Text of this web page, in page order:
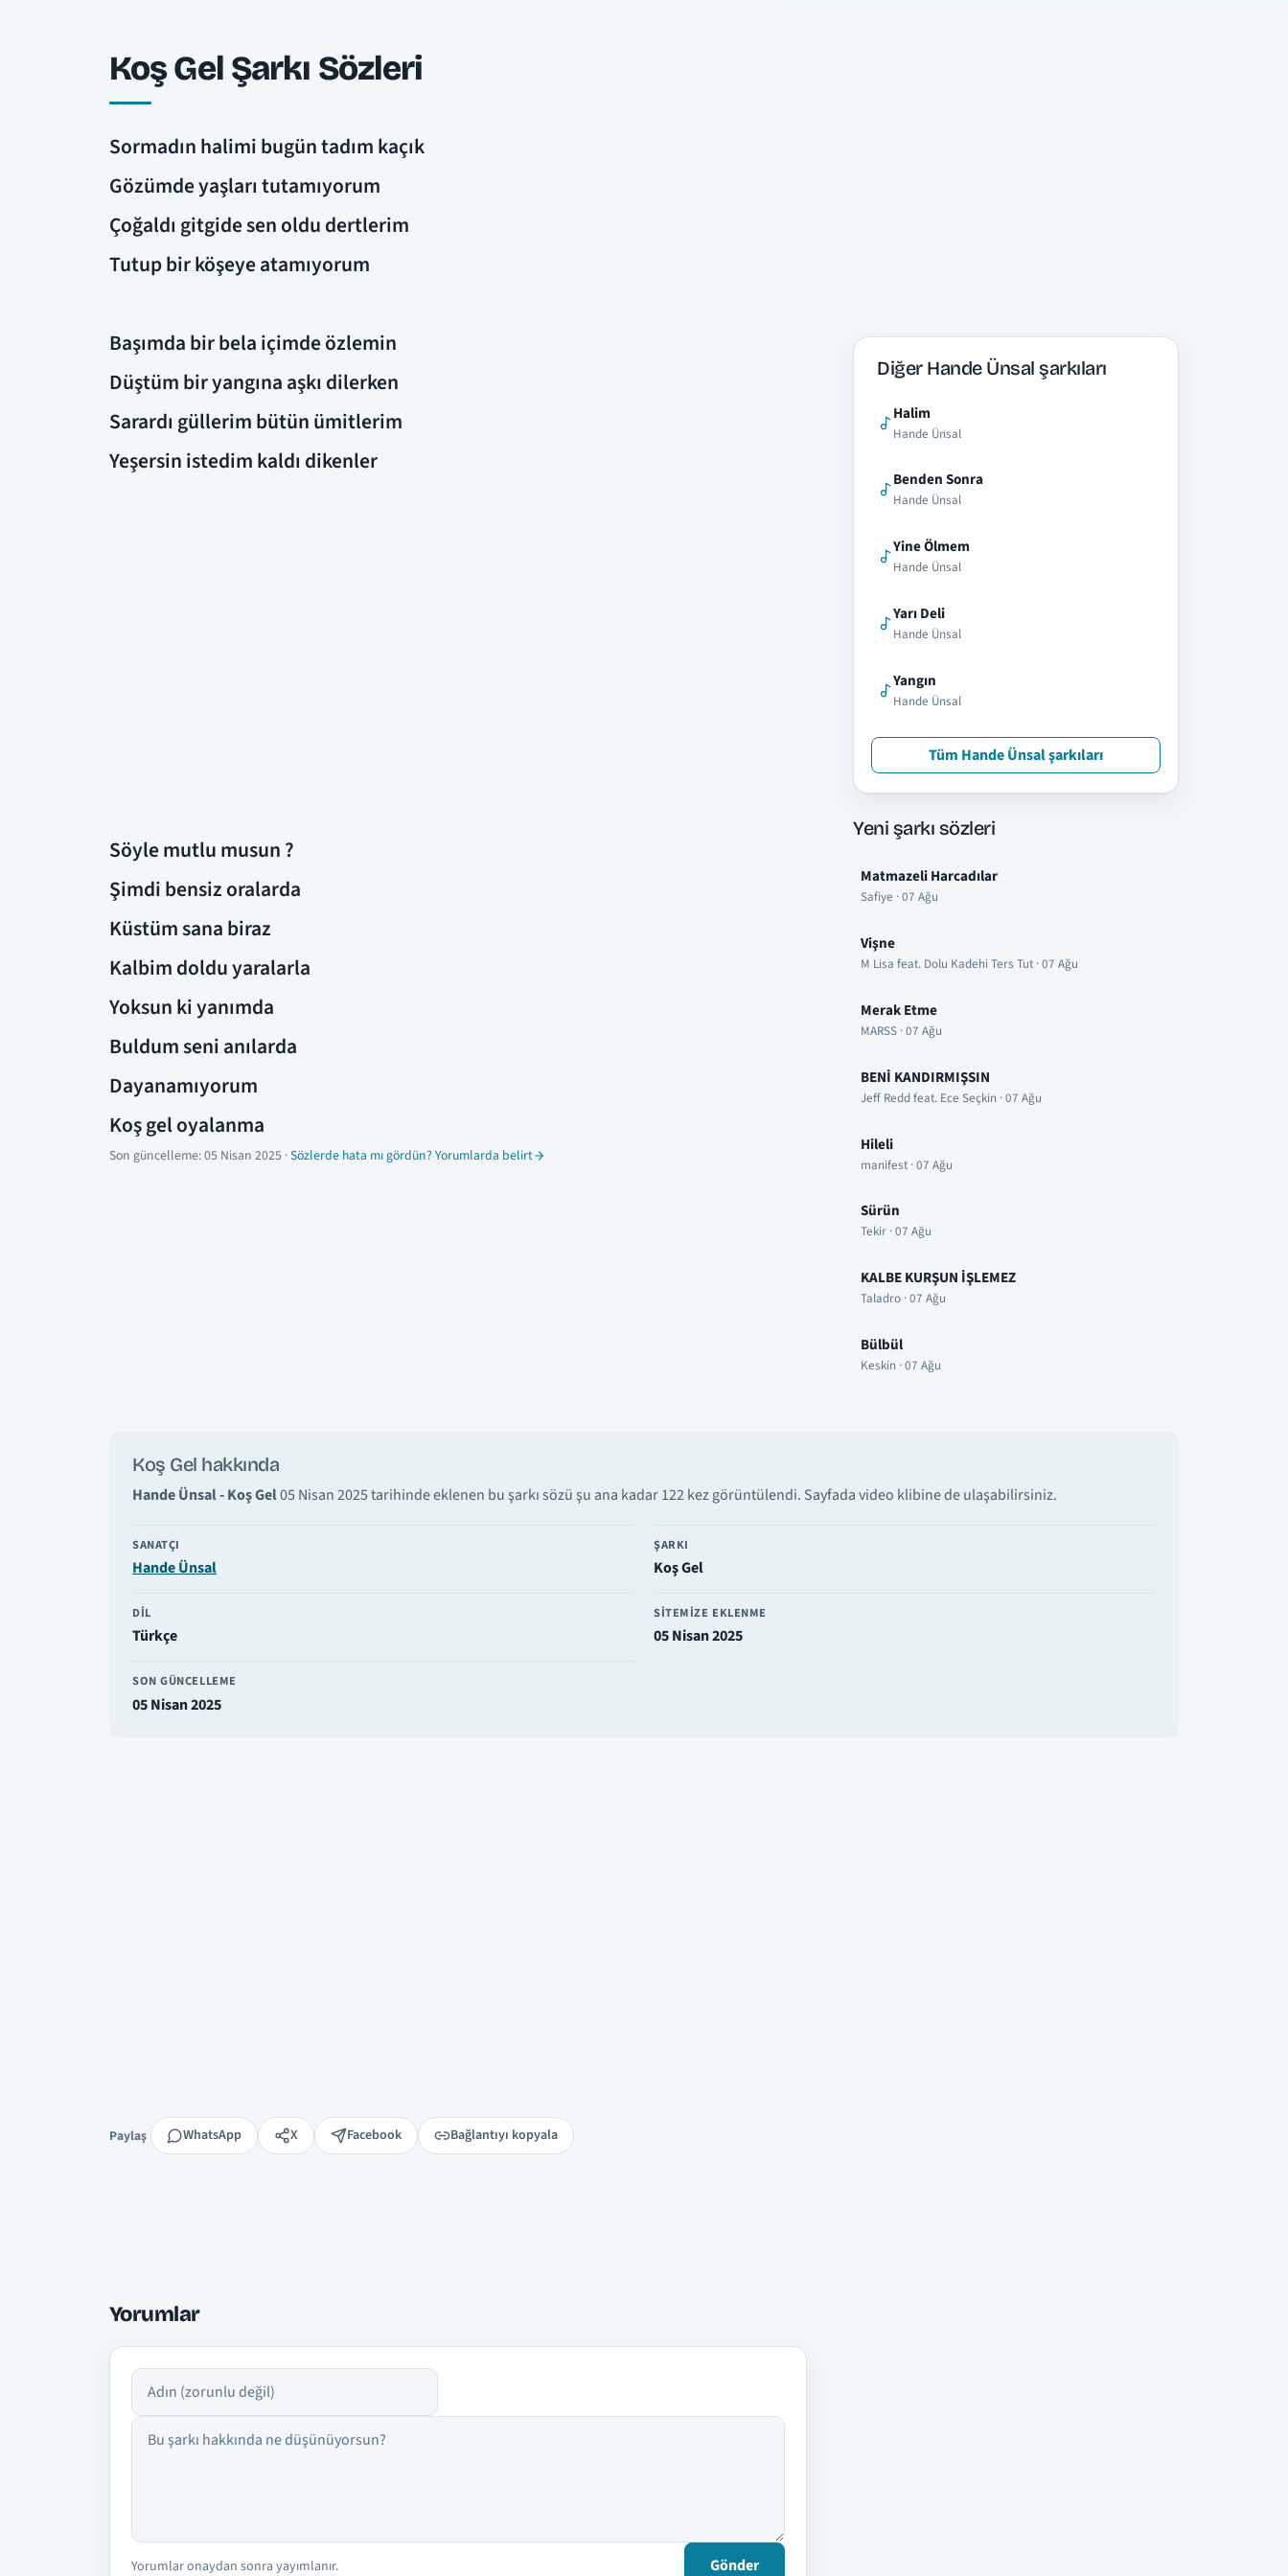
Koş Gel Şarkı Sözleri
Sormadın halimi bugün tadım kaçık
Gözümde yaşları tutamıyorum
Çoğaldı gitgide sen oldu dertlerim
Tutup bir köşeye atamıyorum
Başımda bir bela içimde özlemin
Düştüm bir yangına aşkı dilerken
Sarardı güllerim bütün ümitlerim
Yeşersin istedim kaldı dikenler
Söyle mutlu musun ?
Şimdi bensiz oralarda
Küstüm sana biraz
Kalbim doldu yaralarla
Yoksun ki yanımda
Buldum seni anılarda
Dayanamıyorum
Koş gel oyalanma
Son güncelleme:05 Nisan 2025 ·Sözlerde hata mı gördün? Yorumlarda belirt
Koş Gel hakkında
Hande Ünsal - Koş Gel05 Nisan 2025 tarihinde eklenen bu şarkı sözü şu ana kadar 122 kez görüntülendi. Sayfada video klibine de ulaşabilirsiniz.
SANATÇI
Hande Ünsal
ŞARKI
Koş Gel
DIL
Türkçe
SITEMIZE EKLENME
05 Nisan 2025
SON GÜNCELLEME
05 Nisan 2025
Paylaş
Paylaş WhatsApp X Facebook Bağlantıyı kopyala
Yorumlar
Adın
Yorumun
Yorumlar onaydan sonra yayımlanır. Gönder
Diğer Hande Ünsal şarkıları
Halim
Hande Ünsal
Benden Sonra
Hande Ünsal
Yine Ölmem
Hande Ünsal
Yarı Deli
Hande Ünsal
Yangın
Hande Ünsal
Tüm Hande Ünsal şarkıları
Yeni şarkı sözleri
Matmazeli Harcadılar
Safiye · 07 Ağu
Vişne
M Lisa feat. Dolu Kadehi Ters Tut · 07 Ağu
Merak Etme
MARSS · 07 Ağu
BENİ KANDIRMIŞSIN
Jeff Redd feat. Ece Seçkin · 07 Ağu
Hileli
manifest · 07 Ağu
Sürün
Tekir · 07 Ağu
KALBE KURŞUN İŞLEMEZ
Taladro · 07 Ağu
Bülbül
Keskin · 07 Ağu